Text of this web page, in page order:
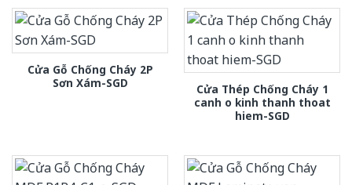
Cửa Gỗ Chống Cháy 2P
Sơn Xám-SGD
Cửa Thép Chống Cháy 1
canh o kinh thanh thoat
hiem-SGD